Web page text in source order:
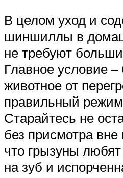
В целом уход и
шиншиллы в
не требуют
Главное условие –
животное от
правильный
Старайтесь не
без присмотра
что грызуны
на зуб и